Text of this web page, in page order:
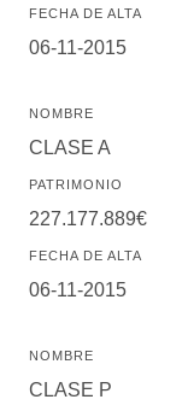
FECHA DE ALTA
06-11-2015
NOMBRE
CLASE A
PATRIMONIO
227.177.889€
FECHA DE ALTA
06-11-2015
NOMBRE
CLASE P